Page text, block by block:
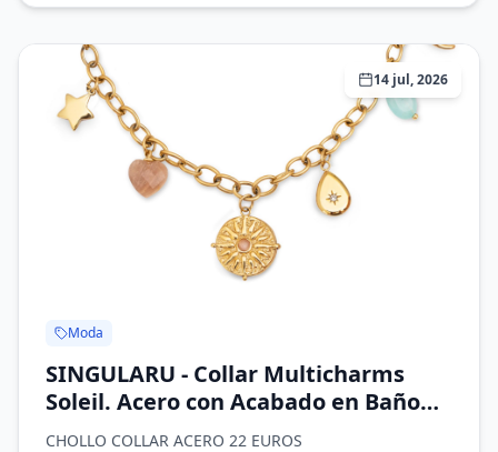
14 jul, 2026
Moda
SINGULARU - Collar Multicharms
Soleil. Acero con Acabado en Baño
de Oro de 18kt. Cadena de Eslabones
CHOLLO COLLAR ACERO 22 EUROS